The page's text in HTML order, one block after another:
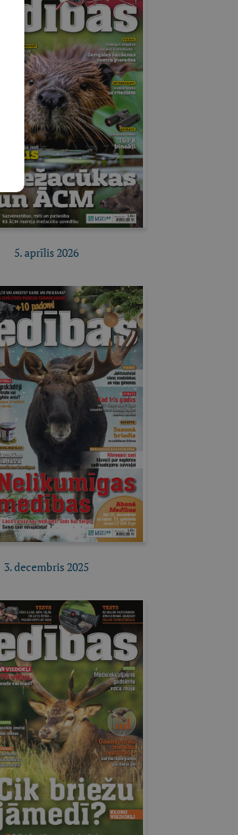
Pirkt e-izdevumu
Pirkt abonementu
5. aprīlis 2026
Pirkt e-izdevumu
Pirkt abonementu
3. decembris 2025